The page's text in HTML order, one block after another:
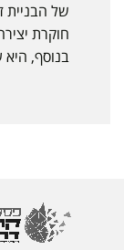
של הבניית
חוקרת
בנוסף, היא